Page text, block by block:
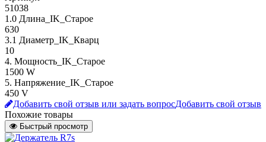
51038
1.0 Длина_IK_Старое
630
3.1 Диаметр_IK_Кварц
10
4. Мощность_IK_Старое
1500 W
5. Напряжение_IK_Старое
450 V
Добавить свой отзыв или задать вопросДобавить свой отзыв
Похожие товары
Быстрый просмотр